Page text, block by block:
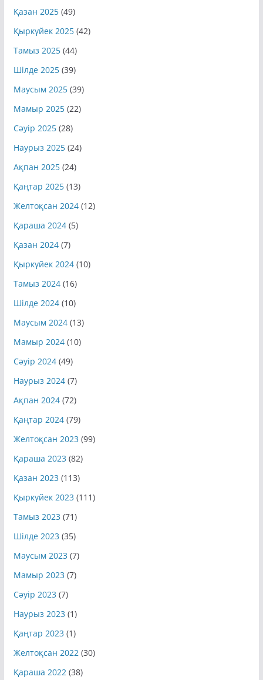
Қазан 2025(49)
Қыркүйек 2025(42)
Тамыз 2025(44)
Шілде 2025(39)
Маусым 2025(39)
Мамыр 2025(22)
Сәуір 2025(28)
Наурыз 2025(24)
Ақпан 2025(24)
Қаңтар 2025(13)
Желтоқсан 2024(12)
Қараша 2024(5)
Қазан 2024(7)
Қыркүйек 2024(10)
Тамыз 2024(16)
Шілде 2024(10)
Маусым 2024(13)
Мамыр 2024(10)
Сәуір 2024(49)
Наурыз 2024(7)
Ақпан 2024(72)
Қаңтар 2024(79)
Желтоқсан 2023 (99)
Қараша 2023 (82)
Қазан 2023 (113)
Қыркүйек 2023 (111)
Тамыз 2023 (71)
Шілде 2023 (35)
Маусым 2023 (7)
Мамыр 2023 (7)
Сәуір 2023 (7)
Наурыз 2023 (1)
Қаңтар 2023 (1)
Желтоқсан 2022(30)
Қараша 2022(38)